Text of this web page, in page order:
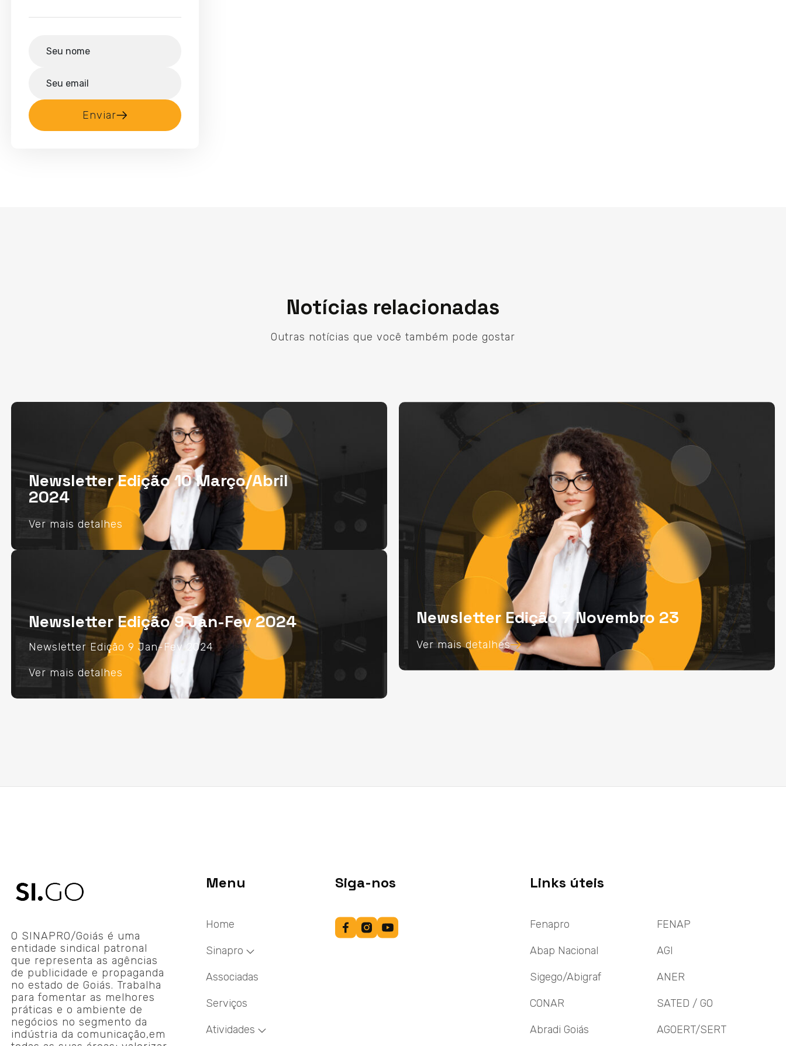
Enviar
Notícias relacionadas
Outras notícias que você também pode gostar
Newsletter Edição 10 Março/Abril
2024
Ver mais detalhes
Newsletter Edição 9 Jan-Fev 2024
Newsletter Edição 9 Jan-Fev 2024
Ver mais detalhes
Newsletter Edição 7 Novembro 23
Ver mais detalhes
O SINAPRO/Goiás é uma
entidade sindical patronal
que representa as agências
de publicidade e propaganda
no estado de Goiás. Trabalha
para fomentar as melhores
práticas e o ambiente de
negócios no segmento da
indústria da comunicação,em
Menu
Home
Sinapro
Associadas
Serviços
Atividades
Siga-nos Links úteis
Fenapro
Abap Nacional
Sigego/Abigraf
CONAR
Abradi Goiás
FENAP
AGI
ANER
SATED / GO
AGOERT/SERT